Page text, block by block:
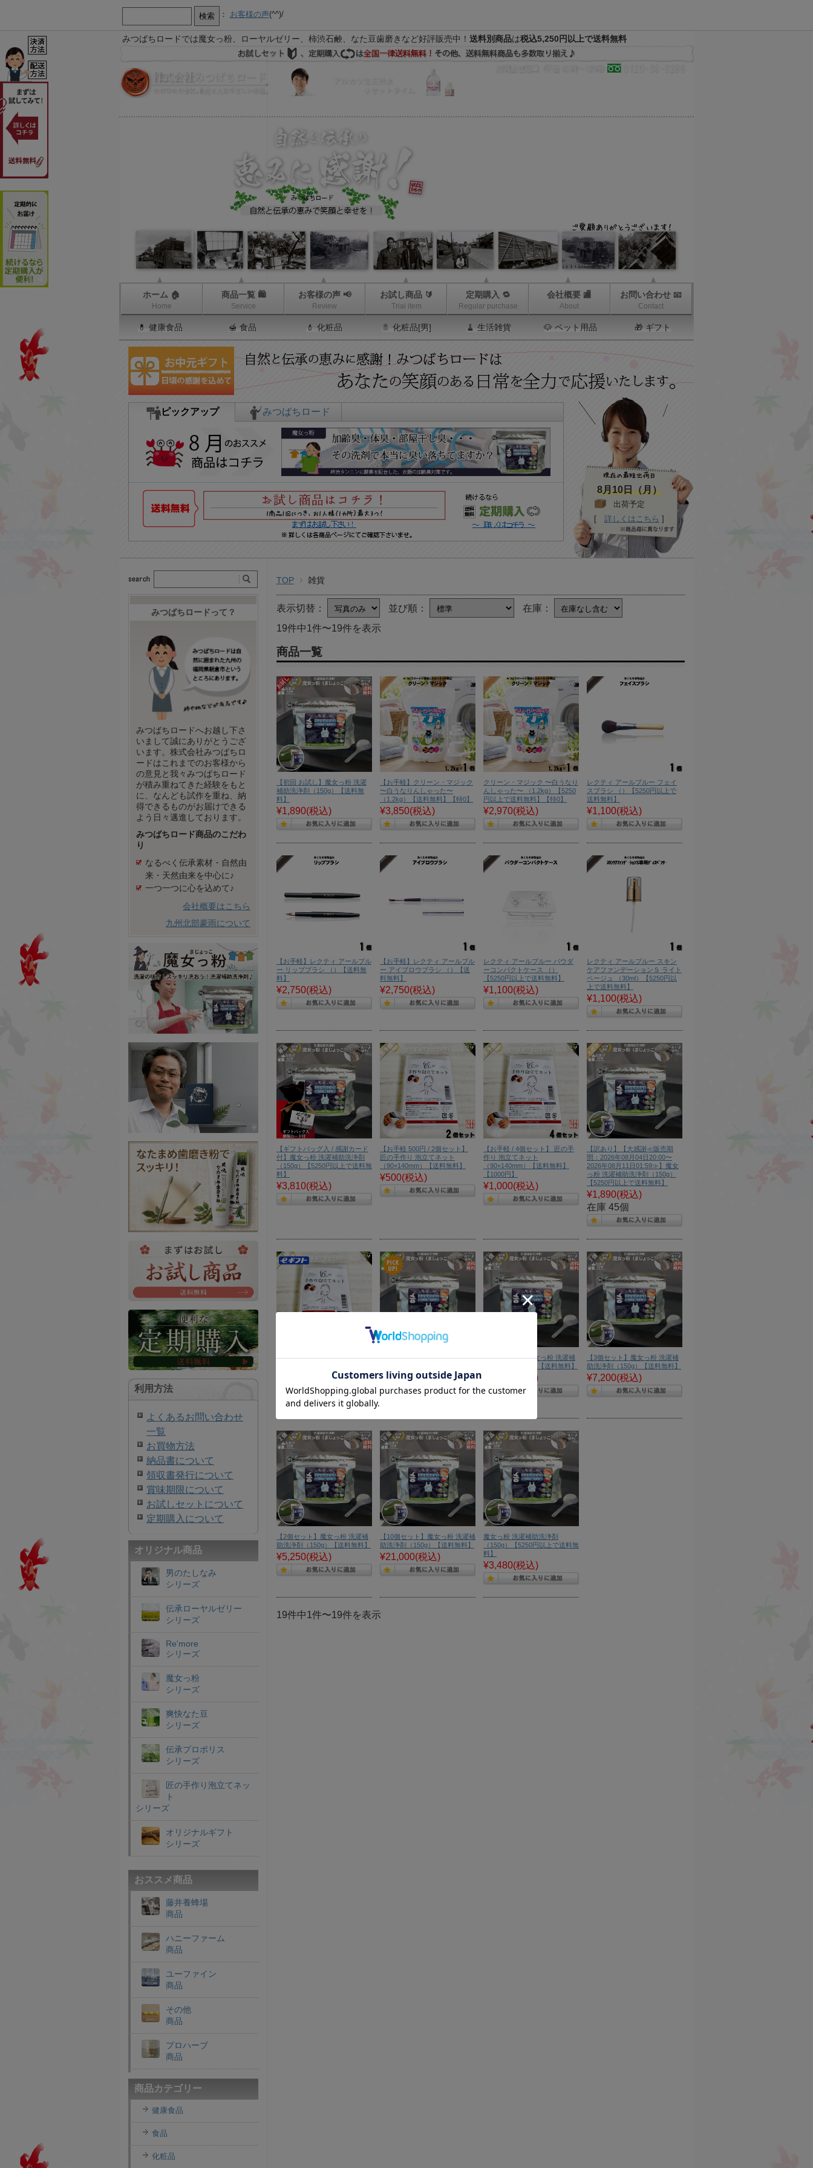
： お客様の声(^^)/
みつばちロードでは魔女っ粉、ローヤルゼリー、柿渋石鹸、なた豆歯磨きなど好評販売中！ 送料別商品は税込5,250円以上で送料無料
ホーム 🏠
Home
商品一覧 🛍
Service
お客様の声 📢
Review
お試し商品 🔰
Trial item
定期購入 🔁
Regular purchase
会社概要 🏬
About
お問い合わせ 📧
Contact
TOP 雑貨
表示切替： 並び順：
在庫：
19件中1件〜19件を表示
商品一覧
【初回 お試し】魔女っ粉 洗濯
補助洗浄剤（150g）【送料無
料】
¥1,890(税込)
【お手軽】クリーン・マジック
〜白うなりんしゃった〜
（1.2kg）【送料無料】【特0】
¥3,850(税込)
クリーン・マジック 〜白うなり
んしゃった〜 （1.2kg）【5250
円以上で送料無料】【特0】
¥2,970(税込)
レクティ アールブルー フェイ
スブラシ （）【5250円以上で
送料無料】
¥1,100(税込)
【お手軽】レクティ アールブル
ー リップブラシ （）【送料無
料】
¥2,750(税込)
【お手軽】レクティ アールブル
ー アイブロウブラシ （）【送
料無料】
¥2,750(税込)
レクティ アールブルー パウダ
ーコンパクトケース （）
【5250円以上で送料無料】
¥1,100(税込)
レクティ アールブルー スキン
ケアファンデーションＳ ライト
ベージュ （30ml）【5250円以
上で送料無料】
¥1,100(税込)
【ギフトバッグ入 / 感謝カード
付】魔女っ粉 洗濯補助洗浄剤
（150g）【5250円以上で送料無
料】
¥3,810(税込)
【お手軽 500円 / 2個セット】
匠の手作り 泡立てネット
（90×140mm）【送料無料】
¥500(税込)
【お手軽 / 4個セット】 匠の手
作り 泡立てネット
（90×140mm）【送料無料】
【1000円】
¥1,000(税込)
【訳あり】【大感謝≪販売期
間：2026年08月04日20:00〜
2026年08月11日01:59≫】魔女
っ粉 洗濯補助洗浄剤（150g）
【5250円以上で送料無料】
¥1,890(税込)
在庫 45個
【お手軽 300円】 匠の手作り
¥300 (税込)
＜定期購入＞魔女っ粉 洗濯補助
¥2,280(税込)
【4個セット】魔女っ粉 洗濯補
助洗浄剤（150g）【送料無料】
(税込)
【3個セット】魔女っ粉 洗濯補
助洗浄剤（150g）【送料無料】
¥7,200(税込)
【2個セット】魔女っ粉 洗濯補
助洗浄剤（150g）【送料無料】
¥5,250(税込)
【10個セット】魔女っ粉 洗濯補
助洗浄剤（150g）【送料無料】
¥21,000(税込)
魔女っ粉 洗濯補助洗浄剤
（150g）【5250円以上で送料無
料】
¥3,480(税込)
19件中1件〜19件を表示
みつばちロードって？
みつばちロードへお越し下さ
いまして誠にありがとうござ
います。株式会社みつばちロ
ードはこれまでのお客様から
の意見と我々みつばちロード
が積み重ねてきた経験をもと
に、なんども試作を重ね、納
得できるものがお届けできる
よう日々邁進しております。
みつばちロード商品のこだわ
り
なるべく伝承素材・自然由
来・天然由来を中心に♪
一つ一つに心を込めて♪
会社概要はこちら
九州北部豪雨について
利用方法
よくあるお問い合わせ
一覧
お買物方法
納品書について
領収書発行について
賞味期限について
お試しセットについて
定期購入について
オリジナル商品
男のたしなみ
シリーズ
伝承ローヤルゼリー
シリーズ
Re'more
シリーズ
魔女っ粉
シリーズ
爽快なた豆
シリーズ
伝承プロポリス
シリーズ
匠の手作り泡立てネッ
ト
シリーズ
オリジナルギフト
シリーズ
おススメ商品
藤井養蜂場
商品
ハニーファーム
商品
ユーファイン
商品
その他
商品
プロハーブ
商品
老舗穀物屋
商品
エコライフラボ
i・ライフソリューショ
ンズ
商品カテゴリー
健康食品
食品
化粧品